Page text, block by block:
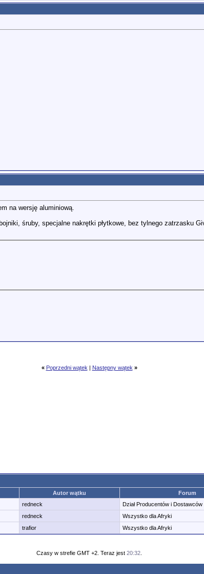
na wersję aluminiową.
śruby, specjalne nakrętki płytkowe, bez tylnego zatrzasku
« Poprzedni wątek | Następny wątek »
Autor wątku
Forum
redneck
Dział Producentów i Dostawców
redneck
Wszystko dla Afryki
trafior Wszystko dla Afryki
Czasy w strefie GMT +2. Teraz jest 20:32